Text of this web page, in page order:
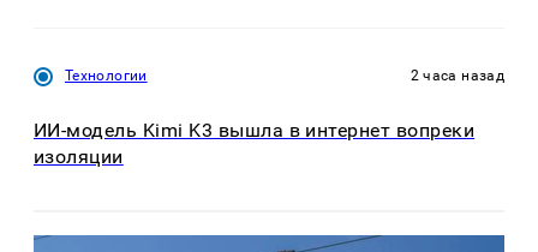
Технологии 2 часа назад
ИИ-модель Kimi K3 вышла в интернет вопреки
изоляции